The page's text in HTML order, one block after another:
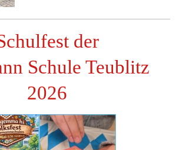
der
Schule Teublitz
2026